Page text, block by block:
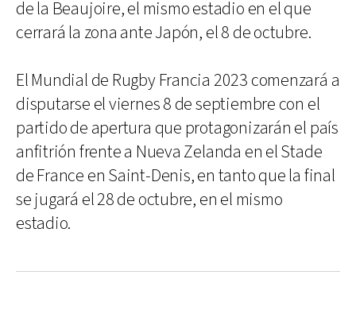
de la Beaujoire, el mismo estadio en el que
cerrará la zona ante Japón, el 8 de octubre.
El Mundial de Rugby Francia 2023 comenzará a
disputarse el viernes 8 de septiembre con el
partido de apertura que protagonizarán el país
anfitrión frente a Nueva Zelanda en el Stade
de France en Saint-Denis, en tanto que la final
se jugará el 28 de octubre, en el mismo
estadio.